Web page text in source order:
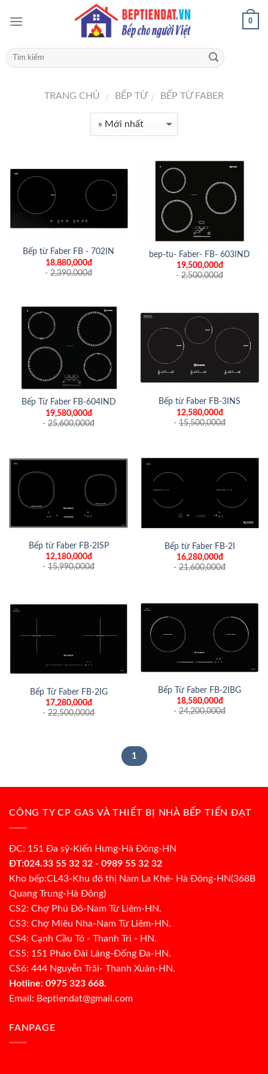
0
TRANG CHỦ / BẾP TỪ / BẾP TỪ FABER
Bếp từ Faber FB - 702IN
18,880,000đ
- 2,390,000đ
bep-tu- Faber- FB- 603IND
19,500,000đ
- 2,500,000đ
Bếp Từ Faber FB-604IND
19,580,000đ
- 25,600,000đ
Bếp từ Faber FB-3INS
12,580,000đ
- 15,500,000đ
Bếp từ Faber FB-2ISP
12,180,000đ
- 15,990,000đ
Bếp từ Faber FB-2I
16,280,000đ
- 21,600,000đ
Bếp Từ Faber FB-2IG
17,280,000đ
- 22,500,000đ
Bếp Từ Faber FB-2IBG
18,580,000đ
- 24,200,000đ
1
CÔNG TY CP GAS VÀ THIẾT BỊ NHÀ BẾP TIẾN ĐẠT
ĐC: 151 Đa sỹ-Kiến Hưng-Hà Đông-HN
ĐT:024.33 55 32 32 - 0989 55 32 32
Kho bếp:CL43-Khu đô thị Nam La Khê- Hà Đông-HN(368B
Quang Trung-Hà Đông)
CS2: Chợ Phú Đô-Nam Từ Liêm-HN.
CS3: Chợ Miêu Nha-Nam Từ Liêm-HN.
CS4: Cạnh Cầu Tó - Thanh Trì - HN.
CS5: 151 Pháo Đài Láng-Đống Đa-HN.
CS6: 444 Nguyễn Trãi- Thanh Xuân-HN.
Hotline: 0975 323 668.
Email: Beptiendat@gmail.com
FANPAGE